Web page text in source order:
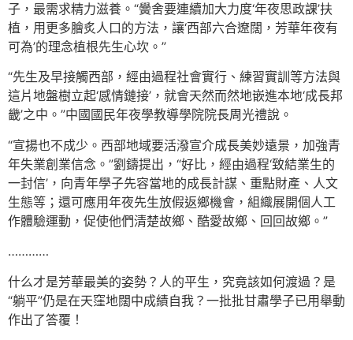
子，最需求精力滋養。“黌舍要連續加大力度‘年夜思政課’扶
植，用更多膾炙人口的方法，讓‘西部六合遼闊，芳華年夜有
可為’的理念植根先生心坎。”
“先生及早接觸西部，經由過程社會實行、練習實訓等方法與
這片地盤樹立起‘感情鏈接’，就會天然而然地嵌進本地‘成長邦
畿’之中。”中國國民年夜學教導學院院長周光禮說。
“宣揚也不成少。西部地域要活潑宣介成長美妙遠景，加強青
年失業創業信念。”劉鑄提出，“好比，經由過程‘致結業生的
一封信’，向青年學子先容當地的成長計謀、重點財產、人文
生態等；還可應用年夜先生放假返鄉機會，組織展開個人工
作體驗運動，促使他們清楚故鄉、酷愛故鄉、回回故鄉。”
…………
什么才是芳華最美的姿勢？人的平生，究竟該如何渡過？是
“躺平”仍是在天窪地闊中成績自我？一批批甘肅學子已用舉動
作出了答覆！